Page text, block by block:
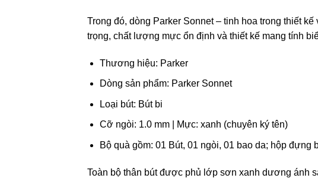
Trong đó, dòng Parker Sonnet – tinh hoa trong thiết
trọng, chất lượng mực ổn định và thiết kế mang tính
Thương hiệu: Parker
Dòng sản phẩm: Parker Sonnet
Loại bút: Bút bi
Cỡ ngòi: 1.0 mm | Mực: xanh (chuyên ký tên)
Bộ quà gồm: 01 Bút, 01 ngòi, 01 bao da; hộp đựng
Toàn bộ thân bút được phủ lớp sơn xanh dương ánh